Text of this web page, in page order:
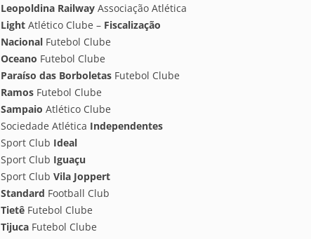
Leopoldina Railway Associação Atlética
Light Atlético Clube – Fiscalização
Nacional Futebol Clube
Oceano Futebol Clube
Paraíso das Borboletas Futebol Clube
Ramos Futebol Clube
Sampaio Atlético Clube
Sociedade Atlética Independentes
Sport Club Ideal
Sport Club Iguaçu
Sport Club Vila Joppert
Standard Football Club
Tietê Futebol Clube
Tijuca Futebol Clube